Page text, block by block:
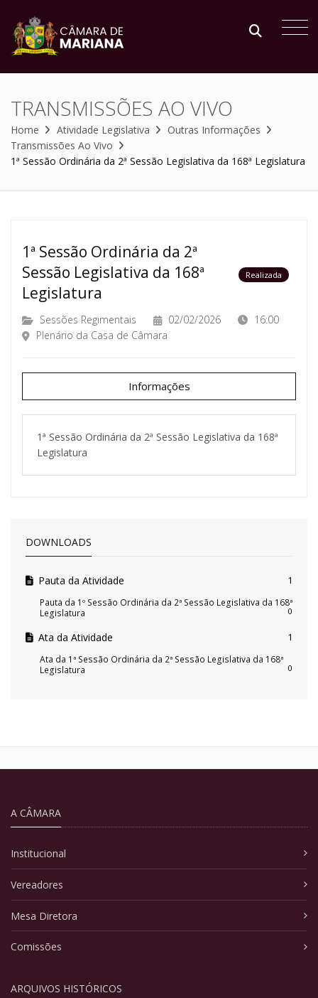
TRANSMISSÕES AO VIVO
Home Atividade Legislativa
Outras Informações
Transmissões Ao Vivo
1ª Sessão Ordinária da 2ª Sessão Legislativa da 168ª Legislatura
1ª Sessão Ordinária da 2ª
Sessão Legislativa da 168ª
Legislatura
Realizada
Sessões Regimentais 02/02/2026
16:00
Plenário da Casa de Câmara
Informações
1ª Sessão Ordinária da 2ª Sessão Legislativa da 168ª
Legislatura
DOWNLOADS
Pauta da Atividade 1
Pauta da 1º Sessão Ordinária da 2ª Sessão Legislativa da 168ª
Legislatura
0
Ata da Atividade 1
Ata da 1ª Sessão Ordinária da 2ª Sessão Legislativa da 168ª
Legislatura
0
A CÂMARA
Institucional
Vereadores
Mesa Diretora
Comissões
ARQUIVOS HISTÓRICOS